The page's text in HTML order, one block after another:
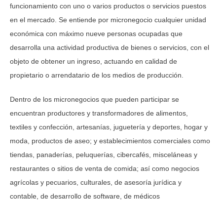
funcionamiento con uno o varios productos o servicios puestos
en el mercado. Se entiende por micronegocio cualquier unidad
económica con máximo nueve personas ocupadas que
desarrolla una actividad productiva de bienes o servicios, con el
objeto de obtener un ingreso, actuando en calidad de
propietario o arrendatario de los medios de producción.
Dentro de los micronegocios que pueden participar se
encuentran productores y transformadores de alimentos,
textiles y confección, artesanías, juguetería y deportes, hogar y
moda, productos de aseo; y establecimientos comerciales como
tiendas, panaderías, peluquerías, cibercafés, misceláneas y
restaurantes o sitios de venta de comida; así como negocios
agrícolas y pecuarios, culturales, de asesoría jurídica y
contable, de desarrollo de software, de médicos